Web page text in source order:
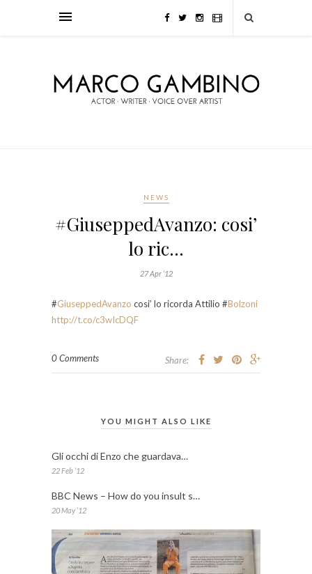
NEWS
#GiuseppedAvanzo: cosi’
lo ric…
27 Apr ’12
#GiuseppedAvanzo cosi’ lo ricorda Attilio #Bolzoni
http://t.co/c3wIcDQF
0 Comments Share:
YOU MIGHT ALSO LIKE
Gli occhi di Enzo che guardava…
22 Feb ’12
BBC News – How do you insult s…
20 May ’12